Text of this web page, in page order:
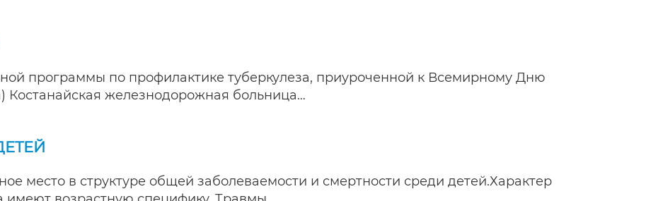
программы по профилактике туберкулеза, приуроченной к Всемирному Дню
Костанайская железнодорожная больница…
место в структуре общей заболеваемости и смертности среди детей.Характер